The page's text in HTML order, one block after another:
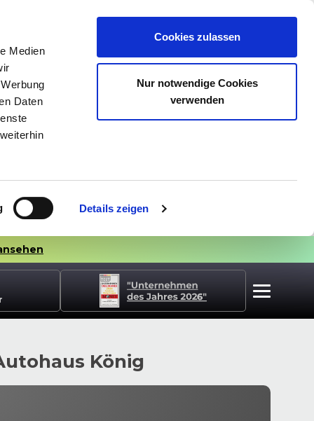
Medien
Daten
Details zeigen
Cookies zulassen
Nur notwendige Cookies
verwenden
König